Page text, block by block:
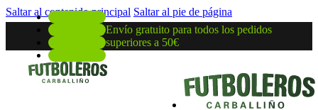
Saltar al contenido principal Saltar al pie de página
Envío gratuito para todos los pedidos
superiores a 50€